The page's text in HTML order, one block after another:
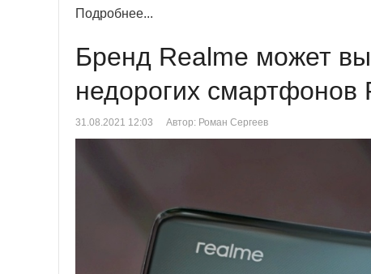
Подробнее...
Бренд Realme может
недорогих смартфонов
31.08.2021 12:03 Автор: Роман Сергеев